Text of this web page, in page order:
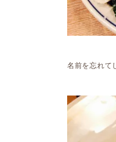
名前を忘れて